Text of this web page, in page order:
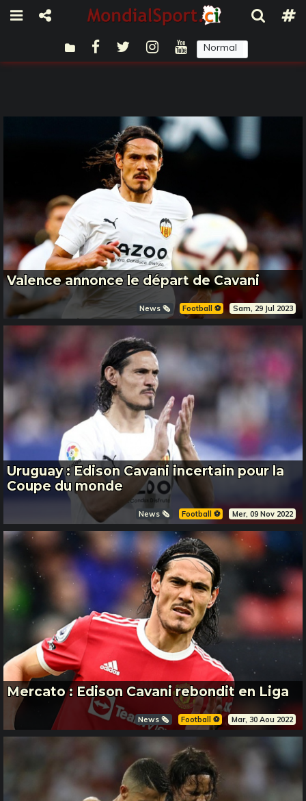
Normal
Valence annonce le départ de Cavani
News 🗞️ Football ⚽️ Sam, 29 Jul 2023
Uruguay : Edison Cavani incertain pour la
Coupe du monde
News 🗞️ Football ⚽️ Mer, 09 Nov 2022
Mercato : Edison Cavani rebondit en Liga
News 🗞️ Football ⚽️ Mar, 30 Aou 2022